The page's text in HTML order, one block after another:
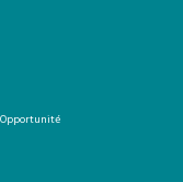
Opportunité